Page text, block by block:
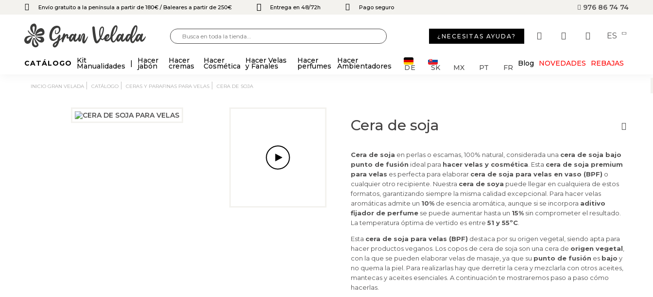
Envío gratuito a la península a partir de 180€ / Baleares a partir de 250€ Entrega en 48/72h Pago seguro 976 86 74 74
¿NECESITAS AYUDA? ES
CATÁLOGO Kit
Manualidades
Hacer
jabón
Hacer
cremas
Hacer
Cosmética
Hacer Velas
y Fanales
Hacer
perfumes
Hacer
Ambientadores DE SK MX PT FR Blog NOVEDADES REBAJAS
INICIO GRAN VELADA CATÁLOGO CERAS Y PARAFINAS PARA VELAS CERA DE SOJA
Cera de soja
Cera de soja en perlas o escamas, 100% natural, considerada una cera de soja bajo
punto de fusión ideal para hacer velas y cosmética . Esta cera de soja premium
para velas es perfecta para elaborar cera de soja para velas en vaso (BPF) o
cualquier otro recipiente. Nuestra cera de soya puede llegar en cualquiera de estos
formatos, garantizando siempre la misma calidad excepcional. Para hacer velas
aromáticas admite un 10% de esencia aromática, aunque si se incorpora aditivo
fijador de perfume se puede aumentar hasta un 15% sin comprometer el resultado.
La temperatura óptima de vertido es entre 51 y 55ºC
Esta cera de soja para velas (BPF) destaca por su origen vegetal, siendo apta para
hacer productos veganos. Los copos de cera de soja son una cera de origen vegetal
con la que se pueden elaborar velas de masaje, ya que su punto de fusión es bajo y
no quema la piel. Para realizarlas hay que derretir la cera y mezclarla con otros aceites,
mantecas y aceites esenciales. A continuación te mostraremos paso a paso cómo
hacerlas.